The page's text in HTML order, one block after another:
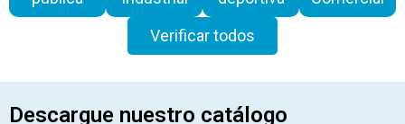
Verificar todos
Descargue nuestro catálogo